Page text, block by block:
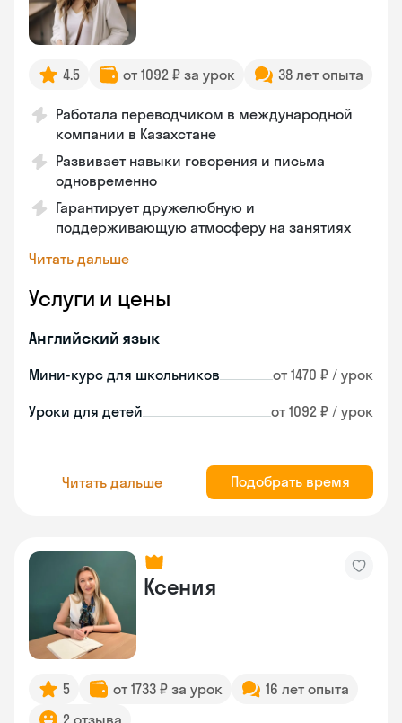
4.5 от 1092 ₽ за урок 38 лет опыта
Работала переводчиком в международной
компании в Казахстане
Развивает навыки говорения и письма
одновременно
Гарантирует дружелюбную и
поддерживающую атмосферу на занятиях
Читать дальше
Услуги и цены
Английский язык
Мини-курс для школьников от 1470 ₽ / урок
Уроки для детей от 1092 ₽ / урок
Читать дальше Подобрать время
Ксения
5 от 1733 ₽ за урок
16 лет опыта
2 отзыва